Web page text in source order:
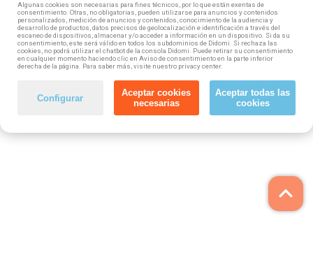
keyboard_arrow_up
Algunas cookies son necesarias para fines técnicos, por lo que están exentas de
consentimiento. Otras, no obligatorias, pueden utilizarse para anuncios y contenidos
personalizados, medición de anuncios y contenidos, conocimiento de la audiencia y
desarrollo de productos, datos precisos de geolocalización e identificación a través del
escaneo de dispositivos, almacenar y/o acceder a información en un dispositivo. Si da su
consentimiento, este será válido en todos los subdominios de Didomi. Si rechaza las
cookies, no podrá utilizar el chatbot de la consola Didomi. Puede retirar su consentimiento
en cualquier momento haciendo clic en Aviso de consentimiento en la parte inferior
derecha de la página. Para saber más, visite nuestro privacy center.
Configurar
Aceptar cookies
necesarias
Aceptar todas las
cookies